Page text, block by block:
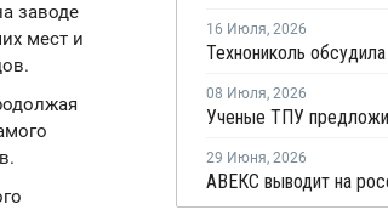
заводе
мест и
16 Июля, 2026
08 Июля, 2026
29 Июня, 2026